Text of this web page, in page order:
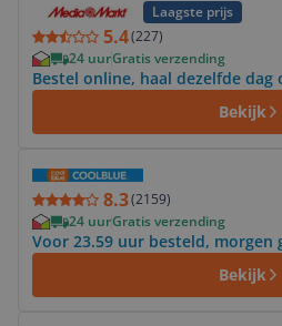
Laagste prijs
5.4(227)
24 uurGratis verzending
Bestel online, haal dezelfde dag
Bekijk
8.3(2159)
24 uurGratis verzending
Voor 23.59 uur besteld, morgen
Bekijk